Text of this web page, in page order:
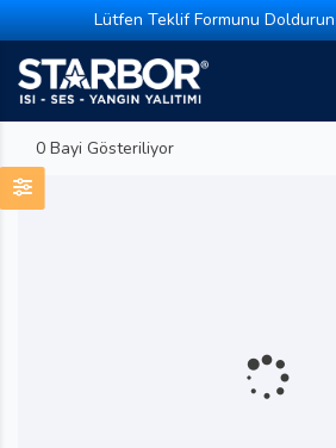
Lütfen Teklif Formunu Doldurun
0 Bayi Gösteriliyor